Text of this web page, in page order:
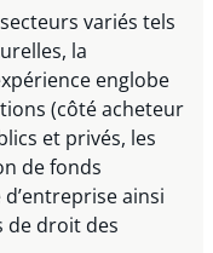
variés tels
la
englobe
(côté acheteur
et privés, les
de fonds
ainsi
de droit des